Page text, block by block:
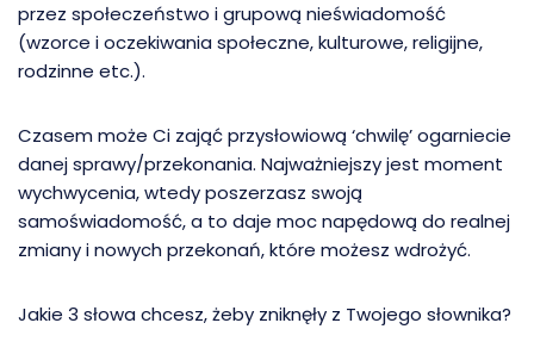
przez społeczeństwo i grupową nieświadomość
(wzorce i oczekiwania społeczne, kulturowe, religijne,
rodzinne etc.).
Czasem może Ci zająć przysłowiową ‘chwilę’ ogarniecie
danej sprawy/przekonania. Najważniejszy jest moment
wychwycenia, wtedy poszerzasz swoją
samoświadomość, a to daje moc napędową do realnej
zmiany i nowych przekonań, które możesz wdrożyć.
Jakie 3 słowa chcesz, żeby zniknęły z Twojego słownika?